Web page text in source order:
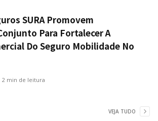
SURA Promovem
Para Fortalecer A
Do Seguro Mobilidade No
2 min de leitura
VEJA TUDO